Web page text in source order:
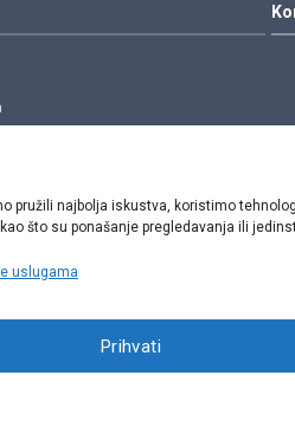
pružili najbolja iskustva, koristimo
što su ponašanje pregledavanja ili
uslugama
Prihvati
Sva